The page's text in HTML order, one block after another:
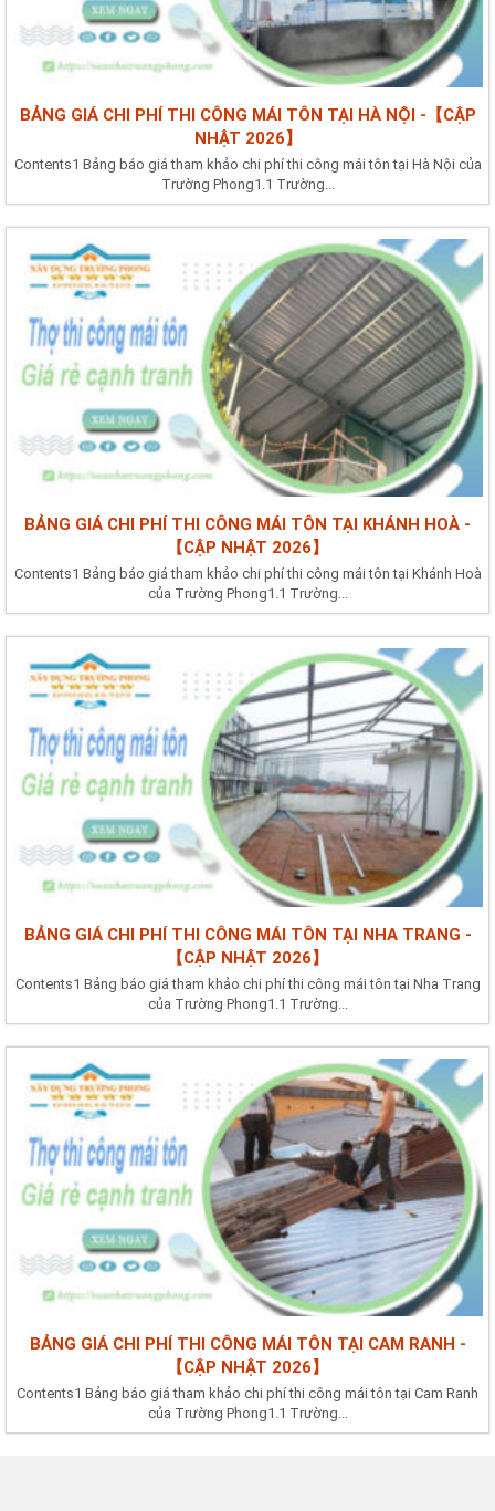
BẢNG GIÁ CHI PHÍ THI CÔNG MÁI TÔN TẠI HÀ NỘI -【CẬP
NHẬT 2026】
Contents1 Bảng báo giá tham khảo chi phí thi công mái tôn tại Hà Nội của
Trường Phong1.1 Trường...
BẢNG GIÁ CHI PHÍ THI CÔNG MÁI TÔN TẠI KHÁNH HOÀ -
【CẬP NHẬT 2026】
Contents1 Bảng báo giá tham khảo chi phí thi công mái tôn tại Khánh Hoà
của Trường Phong1.1 Trường...
BẢNG GIÁ CHI PHÍ THI CÔNG MÁI TÔN TẠI NHA TRANG -
【CẬP NHẬT 2026】
Contents1 Bảng báo giá tham khảo chi phí thi công mái tôn tại Nha Trang
của Trường Phong1.1 Trường...
BẢNG GIÁ CHI PHÍ THI CÔNG MÁI TÔN TẠI CAM RANH -
【CẬP NHẬT 2026】
Contents1 Bảng báo giá tham khảo chi phí thi công mái tôn tại Cam Ranh
của Trường Phong1.1 Trường...